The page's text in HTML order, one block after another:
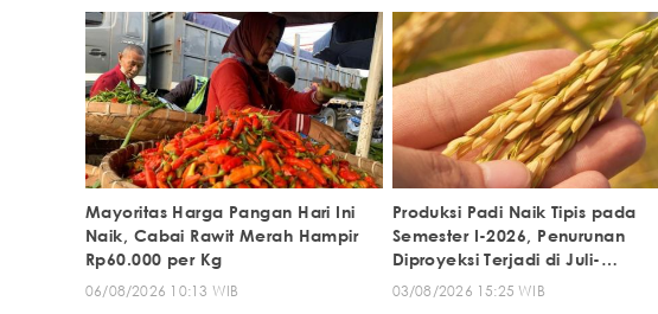
Mayoritas Harga Pangan Hari Ini
Naik, Cabai Rawit Merah Hampir
Rp60.000 per Kg
06/08/2026 10:13 WIB
Produksi Padi Naik Tipis pada
Semester I-2026, Penurunan
Diproyeksi Terjadi di Juli-
September
03/08/2026 15:25 WIB